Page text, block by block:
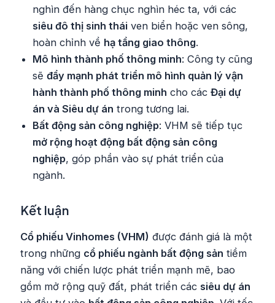
nghìn đến hàng chục nghìn héc ta, với các
siêu đô thị sinh thái ven biển hoặc ven sông,
hoàn chỉnh về hạ tầng giao thông.
Mô hình thành phố thông minh: Công ty cũng
sẽđẩy mạnh phát triển mô hình quản lý vận
hành thành phố thông minh cho cácĐại dự
án và Siêu dự án trong tương lai.
Bất động sản công nghiệp: VHM sẽ tiếp tục
mở rộng hoạt động bất động sản công
nghiệp, góp phần vào sự phát triển của
ngành.
Kết luận
Cổ phiếu Vinhomes (VHM) được đánh giá là một
trong những cổ phiếu ngành bất động sản tiềm
năng với chiến lược phát triển mạnh mẽ, bao
gồm mở rộng quỹ đất, phát triển các siêu dự án